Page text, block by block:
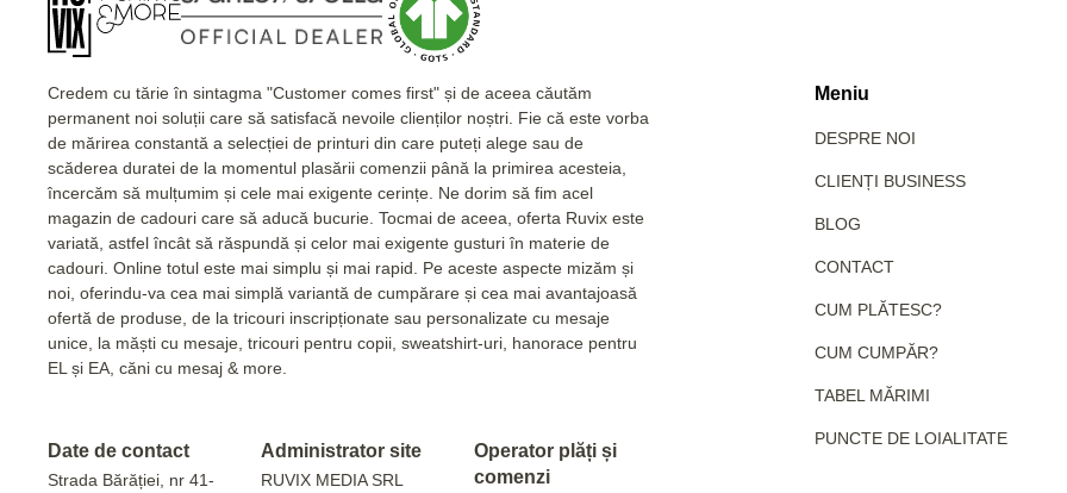
Credem cu tărie în sintagma "Customer comes first" și de aceea căutăm
permanent noi soluții care să satisfacă nevoile clienților noștri. Fie că este vorba
de mărirea constantă a selecției de printuri din care puteți alege sau de
scăderea duratei de la momentul plasării comenzii până la primirea acesteia,
încercăm să mulțumim și cele mai exigente cerințe. Ne dorim să fim acel
magazin de cadouri care să aducă bucurie. Tocmai de aceea, oferta Ruvix este
variată, astfel încât să răspundă și celor mai exigente gusturi în materie de
cadouri. Online totul este mai simplu și mai rapid. Pe aceste aspecte mizăm și
noi, oferindu-va cea mai simplă variantă de cumpărare și cea mai avantajoasă
ofertă de produse, de la tricouri inscripționate sau personalizate cu mesaje
unice, la măști cu mesaje, tricouri pentru copii, sweatshirt-uri, hanorace pentru
EL și EA, căni cu mesaj & more.
Date de contact
Strada Bărăției, nr 41-
Administrator site
RUVIX MEDIA SRL
Operator plăți și
comenzi
Meniu
DESPRE NOI
CLIENȚI BUSINESS
BLOG
CONTACT
CUM PLĂTESC?
CUM CUMPĂR?
TABEL MĂRIMI
PUNCTE DE LOIALITATE